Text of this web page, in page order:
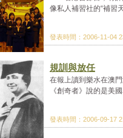
像私人補習社的“補習
發表時間：2006-11-04
規訓與放任
在報上讀到樂水在澳
《創奇者》說的是美
發表時間：2006-09-17